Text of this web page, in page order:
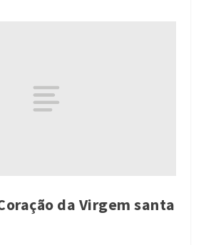
da Virgem santa